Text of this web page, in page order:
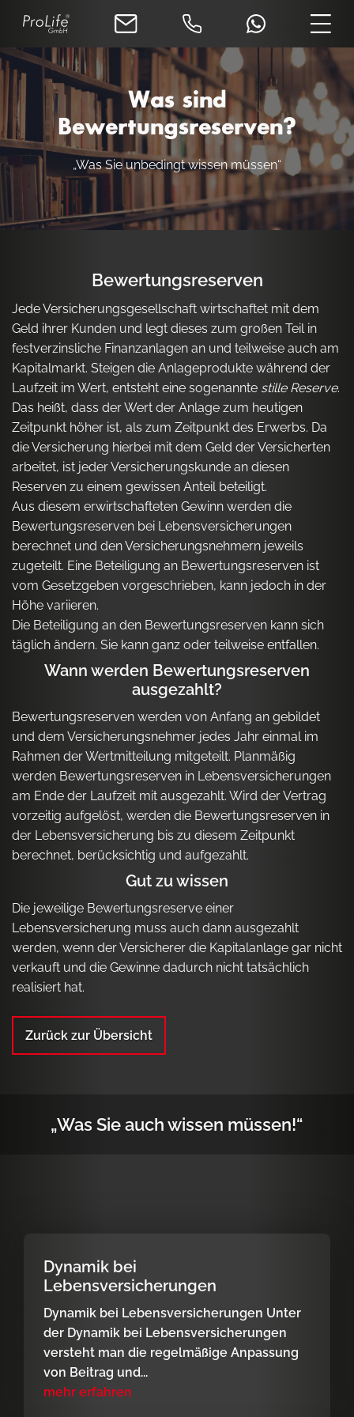
Was sind
Bewertungsreserven?
„Was Sie unbedingt wissen müssen“
Bewertungsreserven
Jede Versicherungsgesellschaft wirtschaftet mit dem
Geld ihrer Kunden und legt dieses zum großen Teil in
festverzinsliche Finanzanlagen an und teilweise auch am
Kapitalmarkt. Steigen die Anlageprodukte während der
Laufzeit im Wert, entsteht eine sogenannte stille Reserve.
Das heißt, dass der Wert der Anlage zum heutigen
Zeitpunkt höher ist, als zum Zeitpunkt des Erwerbs. Da
die Versicherung hierbei mit dem Geld der Versicherten
arbeitet, ist jeder Versicherungskunde an diesen
Reserven zu einem gewissen Anteil beteiligt.
Aus diesem erwirtschafteten Gewinn werden die
Bewertungsreserven bei Lebensversicherungen
berechnet und den Versicherungsnehmern jeweils
zugeteilt. Eine Beteiligung an Bewertungsreserven ist
vom Gesetzgeben vorgeschrieben, kann jedoch in der
Höhe variieren.
Die Beteiligung an den Bewertungsreserven kann sich
täglich ändern. Sie kann ganz oder teilweise entfallen.
Wann werden Bewertungsreserven
ausgezahlt?
Bewertungsreserven werden von Anfang an gebildet
und dem Versicherungsnehmer jedes Jahr einmal im
Rahmen der Wertmitteilung mitgeteilt. Planmäßig
werden Bewertungsreserven in Lebensversicherungen
am Ende der Laufzeit mit ausgezahlt. Wird der Vertrag
vorzeitig aufgelöst, werden die Bewertungsreserven in
der Lebensversicherung bis zu diesem Zeitpunkt
berechnet, berücksichtig und aufgezahlt.
Gut zu wissen
Die jeweilige Bewertungsreserve einer
Lebensversicherung muss auch dann ausgezahlt
werden, wenn der Versicherer die Kapitalanlage gar nicht
verkauft und die Gewinne dadurch nicht tatsächlich
realisiert hat.
Zurück zur Übersicht
„Was Sie auch wissen müssen!“
Dynamik bei
Lebensversicherungen
Dynamik bei Lebensversicherungen Unter
der Dynamik bei Lebensversicherungen
versteht man die regelmäßige Anpassung
von Beitrag und...
mehr erfahren